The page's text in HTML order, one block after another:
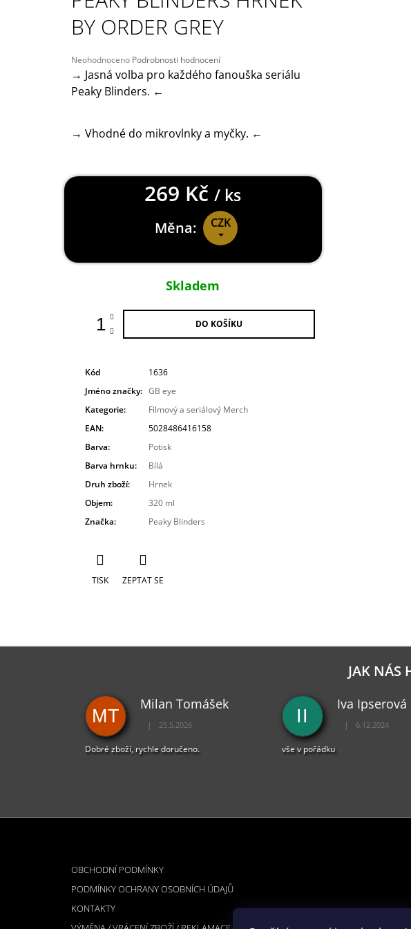
BY ORDER GREY
Průměrné
hodnocení
produktu
je
5
Neohodnoceno Podrobnosti hodnocení
→ Jasná volba pro každého fanouška seriálu
Peaky Blinders. ←
→ Vhodné do mikrovlnky a myčky. ←
269 Kč/ ks
Měna: CZK
Měrná
Skladem
DO KOŠÍKU
Kód
1636
Jméno značky: GB eye
Kategorie:
Filmový a seriálový Merch
EAN:
5028486416158
Barva:
Potisk
Barva hrnku:
Bílá
Druh zboží:
Hrnek
Objem:
320 ml
Značka: Peaky Blinders
TISK ZEPTAT SE
149 Kč
JAK NÁS
MT
Milan Tomášek
Hodnocení obchodu je 5 z 5 hvězdiček.
| 25.5.2026
Dobré zboží, rychle doručeno.
II
Iva Ipserová
Hodnocení
| 6.12.2024
vše v pořádku
Z
OBCHODNÍ PODMÍNKY
PODMÍNKY OCHRANY OSOBNÍCH ÚDAJŮ
KONTAKTY